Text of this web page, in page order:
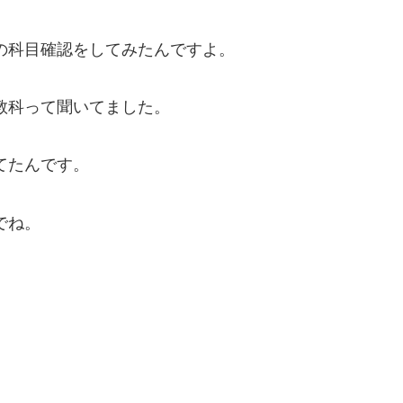
目確認をしてみたんですよ。
って聞いてました。
んです。
。